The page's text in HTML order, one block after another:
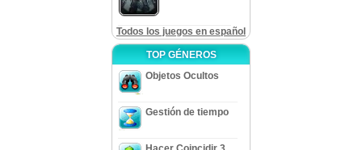
Todos los juegos en español
TOP GÉNEROS
Objetos Ocultos
Gestión de tiempo